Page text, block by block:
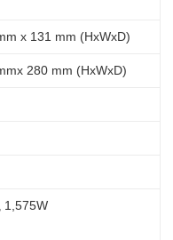
x 131 mm (HxWxD)
280 mm (HxWxD)
1,575W